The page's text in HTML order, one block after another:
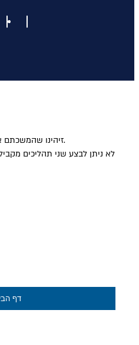
זיהינו שהמשכתם את התהליך באתר בחלון חדש.
לא ניתן לבצע שני תהליכים
דף